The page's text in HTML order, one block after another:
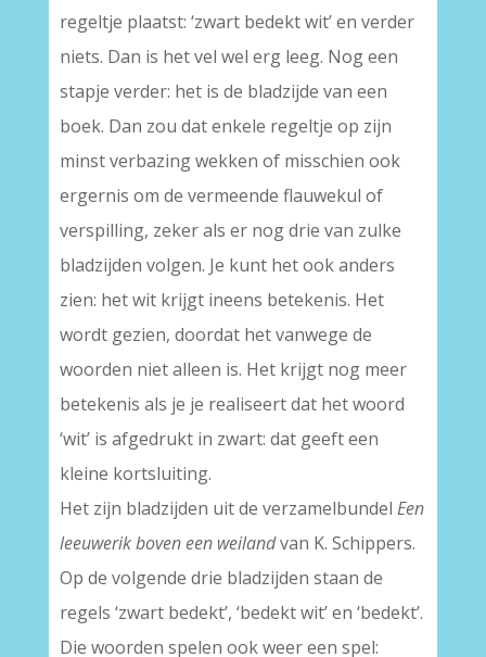
regeltje plaatst: ‘zwart bedekt wit’ en verder
niets. Dan is het vel wel erg leeg. Nog een
stapje verder: het is de bladzijde van een
boek. Dan zou dat enkele regeltje op zijn
minst verbazing wekken of misschien ook
ergernis om de vermeende flauwekul of
verspilling, zeker als er nog drie van zulke
bladzijden volgen. Je kunt het ook anders
zien: het wit krijgt ineens betekenis. Het
wordt gezien, doordat het vanwege de
woorden niet alleen is. Het krijgt nog meer
betekenis als je je realiseert dat het woord
‘wit’ is afgedrukt in zwart: dat geeft een
kleine kortsluiting.
Het zijn bladzijden uit de verzamelbundel Een
leeuwerik boven een weilandvan K. Schippers.
Op de volgende drie bladzijden staan de
regels ‘zwart bedekt’, ‘bedekt wit’ en ‘bedekt’.
Die woorden spelen ook weer een spel: